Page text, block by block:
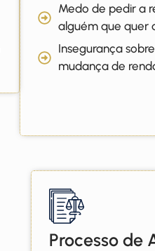
Medo de pedir a
alguém que quer
Insegurança
mudança de
Processo de